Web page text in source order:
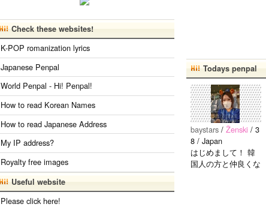
Todays penpal
baystars / Ženski / 3
8 / Japan
はじめまして！ 韓
国人の方と仲良くな
Check these websites!
K-POP romanization lyrics
Japanese Penpal
World Penpal - Hi! Penpal!
How to read Korean Names
How to read Japanese Address
My IP address?
Royalty free images
Useful website
Please click here!